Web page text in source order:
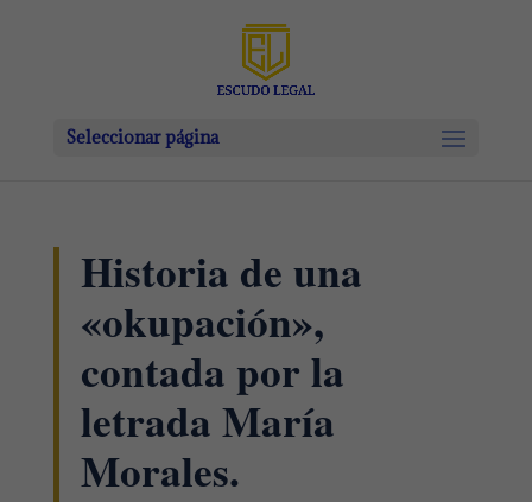
Seleccionar página
Historia de una
«okupación»,
contada por la
letrada María
Morales.